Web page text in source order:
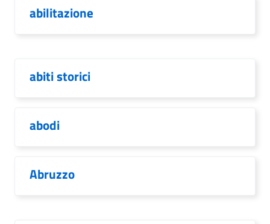
abilitazione
abiti storici
abodi
Abruzzo